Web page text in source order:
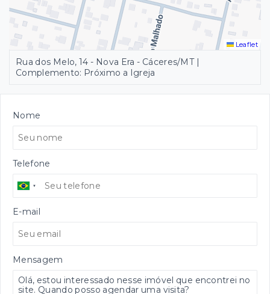
Leaflet
Rua dos Melo, 14 - Nova Era - Cáceres/MT |
Complemento: Próximo a Igreja
Nome
Telefone
E-mail
Mensagem